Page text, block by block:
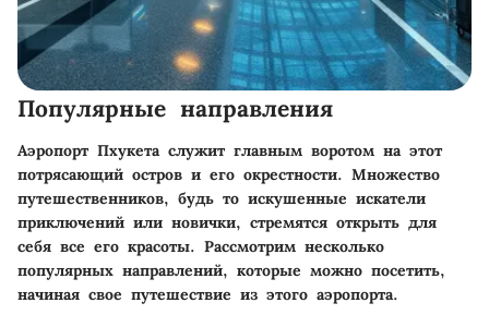
Популярные направления
Аэропорт Пхукета служит главным воротом на этот
потрясающий остров и его окрестности. Множество
путешественников, будь то искушенные искатели
приключений или новички, стремятся открыть для
себя все его красоты. Рассмотрим несколько
популярных направлений, которые можно посетить,
начиная свое путешествие из этого аэропорта.